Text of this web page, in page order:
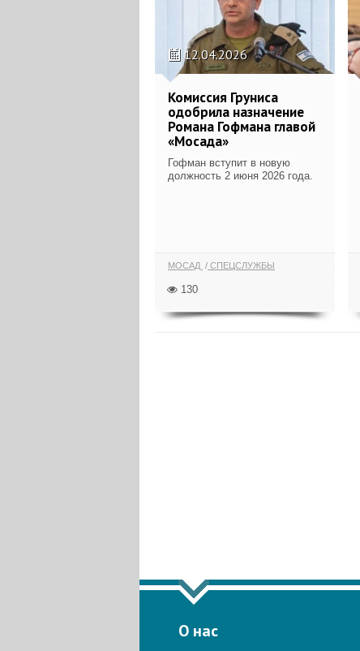
12.04.2026
Комиссия Груниса
одобрила назначение
Романа Гофмана главой
«Мосада»
Гофман вступит в новую
должность 2 июня 2026 года.
МОСАД СПЕЦСЛУЖБЫ
130
О нас